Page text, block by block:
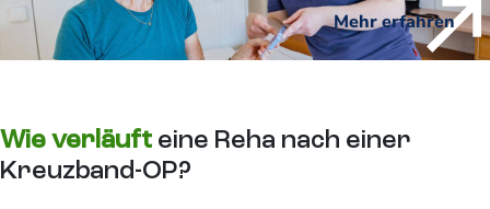
Mehr erfahren
Wie verläuft eine Reha nach einer
Kreuzband-OP?